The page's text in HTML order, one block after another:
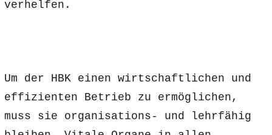
verhelfen.
Um der HBK einen wirtschaftlichen und
effizienten Betrieb zu ermöglichen,
muss sie organisations- und lehrfähig